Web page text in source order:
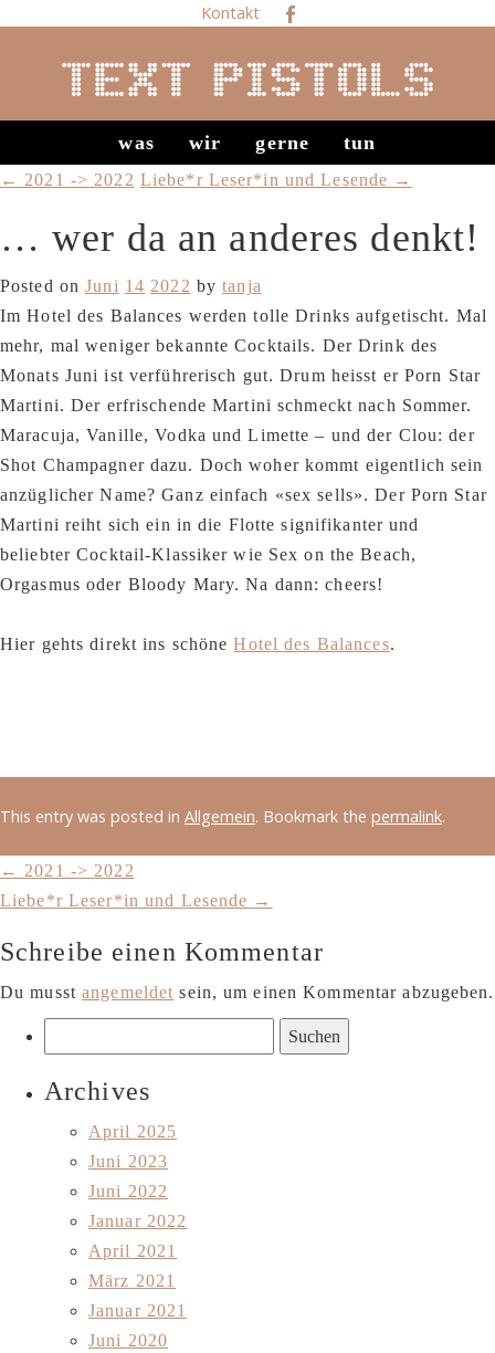
Kontakt
was wir gerne tun
← 2021 -> 2022 Liebe*r Leser*in und Lesende →
… wer da an anderes denkt!
Posted on Juni 14 2022 by tanja
Im Hotel des Balances werden tolle Drinks aufgetischt. Mal
mehr, mal weniger bekannte Cocktails. Der Drink des
Monats Juni ist verführerisch gut. Drum heisst er Porn Star
Martini. Der erfrischende Martini schmeckt nach Sommer.
Maracuja, Vanille, Vodka und Limette – und der Clou: der
Shot Champagner dazu. Doch woher kommt eigentlich sein
anzüglicher Name? Ganz einfach «sex sells». Der Porn Star
Martini reiht sich ein in die Flotte signifikanter und
beliebter Cocktail-Klassiker wie Sex on the Beach,
Orgasmus oder Bloody Mary. Na dann: cheers!
Hier gehts direkt ins schöneHotel des Balances.
This entry was posted in Allgemein. Bookmark the permalink.
← 2021 -> 2022
Liebe*r Leser*in und Lesende →
Schreibe einen Kommentar
Du musstangemeldet sein, um einen Kommentar abzugeben.
Archives
April 2025
Juni 2023
Juni 2022
Januar 2022
April 2021
März 2021
Januar 2021
Juni 2020